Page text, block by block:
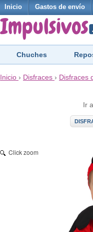
Inicio Gastos de envío
Chuches
Inicio › Disfraces › Disfraces
Ir
Click zoom